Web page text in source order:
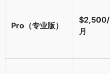
Pro（专业版）
$2,500/
月